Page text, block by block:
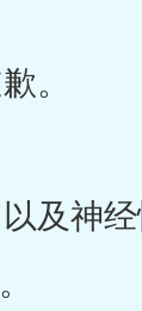
。
及神